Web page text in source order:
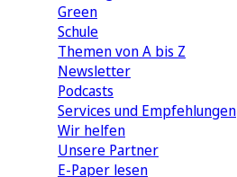
Green
Schule
Themen von A bis Z
Newsletter
Podcasts
Services und Empfehlungen
Wir helfen
Unsere Partner
E-Paper lesen